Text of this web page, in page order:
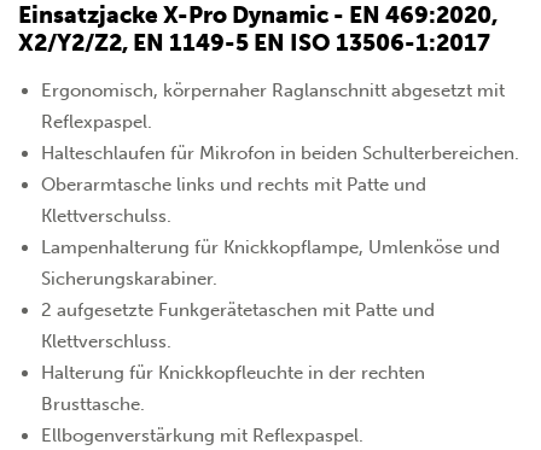
Einsatzjacke X-Pro Dynamic - EN 469:2020,
X2/Y2/Z2, EN 1149-5 EN ISO 13506-1:2017
Ergonomisch, körpernaher Raglanschnitt abgesetzt mit
Reflexpaspel.
Halteschlaufen für Mikrofon in beiden Schulterbereichen.
Oberarmtasche links und rechts mit Patte und
Klettverschulss.
Lampenhalterung für Knickkopflampe, Umlenköse und
Sicherungskarabiner.
2 aufgesetzte Funkgerätetaschen mit Patte und
Klettverschluss.
Halterung für Knickkopfleuchte in der rechten
Brusttasche.
Ellbogenverstärkung mit Reflexpaspel.